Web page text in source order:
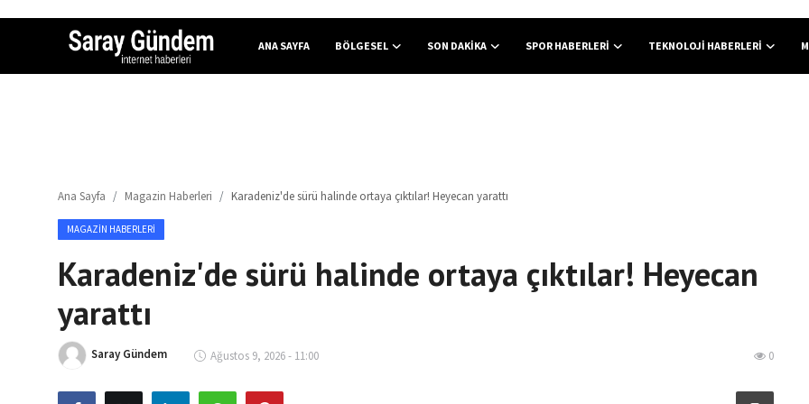
ANA SAYFA BÖLGESEL SON DAKIKA SPOR HABERLERI TEKNOLOJI HABERLERI
Son Dakika
Magazin Haberleri
Ana Sayfa Magazin Haberleri Karadeniz'de sürü halinde ortaya çıktılar! Heyecan yarattı
MAGAZIN HABERLERI
Karadeniz'de sürü halinde ortaya çıktılar! Heyecan
yarattı
Saray Gündem Ağustos 9, 2026 - 11:00 0